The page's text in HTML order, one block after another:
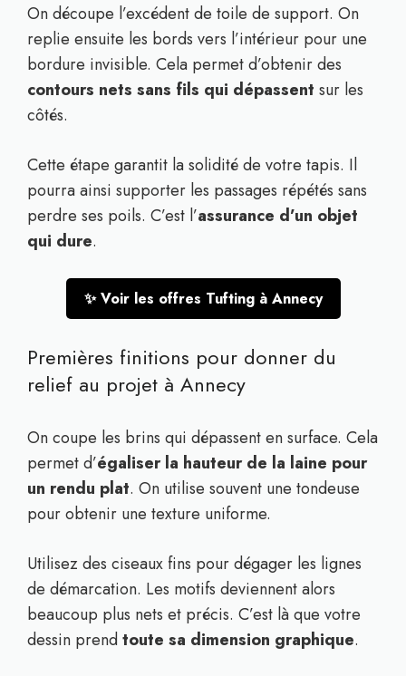
On découpe l’excédent de toile de support. On
replie ensuite les bords vers l’intérieur pour une
bordure invisible. Cela permet d’obtenir des
contours nets sans fils qui dépassent sur les
côtés.
Cette étape garantit la solidité de votre tapis. Il
pourra ainsi supporter les passages répétés sans
perdre ses poils. C’est l’assurance d’un objet
qui dure.
✨ Voir les offres Tufting à Annecy
Premières finitions pour donner du
relief au projet à Annecy
On coupe les brins qui dépassent en surface. Cela
permet d’égaliser la hauteur de la laine pour
un rendu plat. On utilise souvent une tondeuse
pour obtenir une texture uniforme.
Utilisez des ciseaux fins pour dégager les lignes
de démarcation. Les motifs deviennent alors
beaucoup plus nets et précis. C’est là que votre
dessin prendtoute sa dimension graphique.